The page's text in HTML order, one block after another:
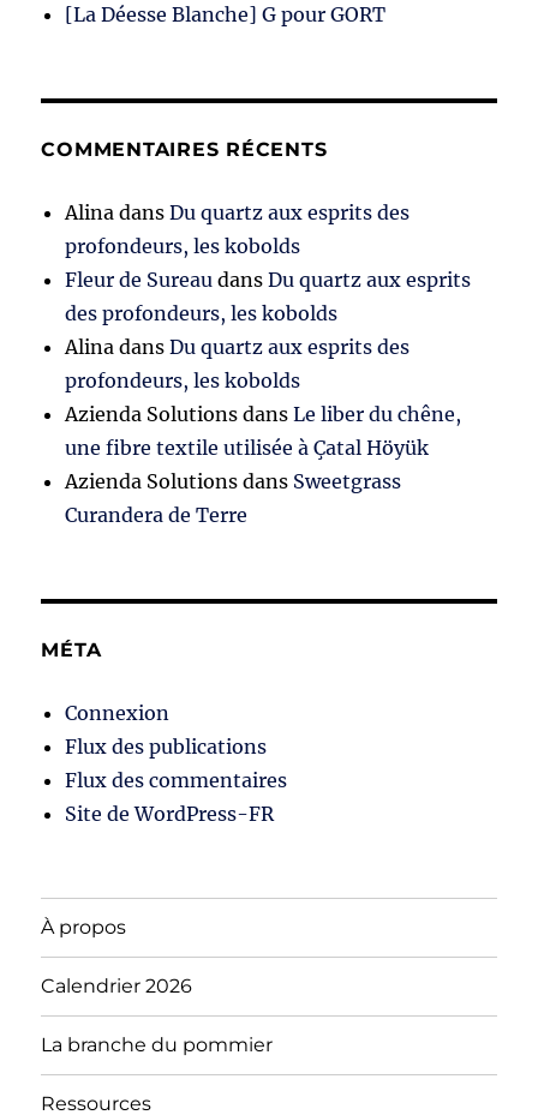
[La Déesse Blanche] G pour GORT
COMMENTAIRES RÉCENTS
Alina dansDu quartz aux esprits des
profondeurs, les kobolds
Fleur de Sureau dansDu quartz aux esprits
des profondeurs, les kobolds
Alina dansDu quartz aux esprits des
profondeurs, les kobolds
Azienda Solutions dansLe liber du chêne,
une fibre textile utilisée à Çatal Höyük
Azienda Solutions dans Sweetgrass
Curandera de Terre
MÉTA
Connexion
Flux des publications
Flux des commentaires
Site de WordPress-FR
À propos
Calendrier 2026
La branche du pommier
Ressources